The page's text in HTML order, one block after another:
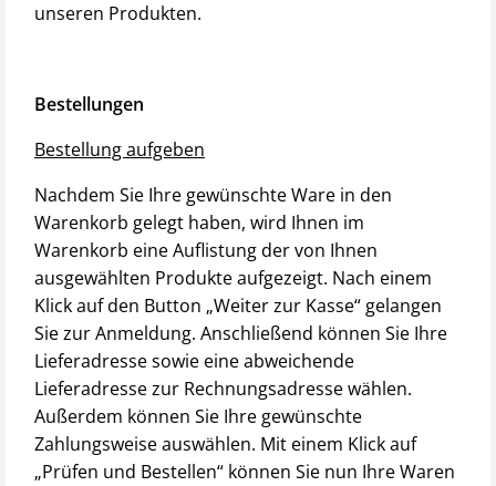
unseren Produkten.
Bestellungen
Bestellung aufgeben
Nachdem Sie Ihre gewünschte Ware in den
Warenkorb gelegt haben, wird Ihnen im
Warenkorb eine Auflistung der von Ihnen
ausgewählten Produkte aufgezeigt. Nach einem
Klick auf den Button „Weiter zur Kasse“ gelangen
Sie zur Anmeldung. Anschließend können Sie Ihre
Lieferadresse sowie eine abweichende
Lieferadresse zur Rechnungsadresse wählen.
Außerdem können Sie Ihre gewünschte
Zahlungsweise auswählen. Mit einem Klick auf
„Prüfen und Bestellen“ können Sie nun Ihre Waren